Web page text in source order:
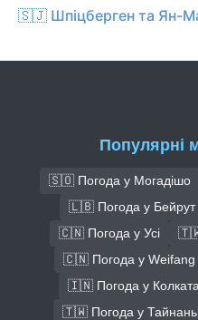
🇸🇯 Шпіцберген та Ян-
Популярні
🇸🇴 Погода у Могадішо
🇱🇧 Погода у Бейрут
🇨🇳 Погода у Усі
🇹🇼
🇨🇳 Погода у Weifang
🇮🇳 Погода у Колката
🇹🇼 Погода у Тайнань